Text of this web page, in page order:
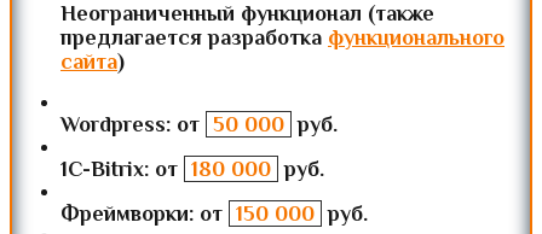
Неограниченный функционал (также
предлагается разработка функционального
сайта)
Wordpress: от 50 000 руб.
1C-Bitrix: от 180 000 руб.
Фреймворки: от 150 000 руб.